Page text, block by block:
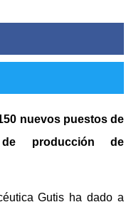
nuevos puestos de
producción de
Gutis ha dado a